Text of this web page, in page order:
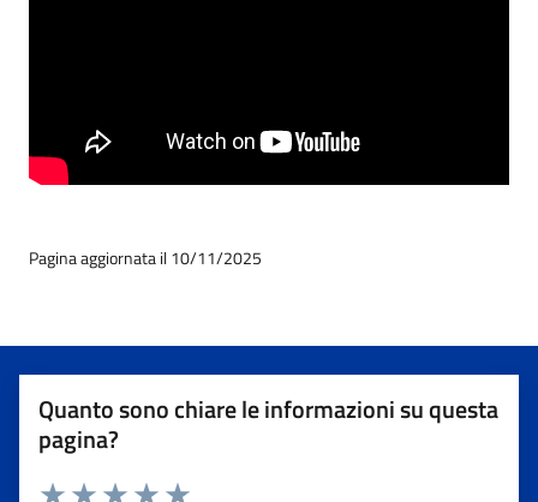
Pagina aggiornata il 10/11/2025
Quanto sono chiare le informazioni su questa
pagina?